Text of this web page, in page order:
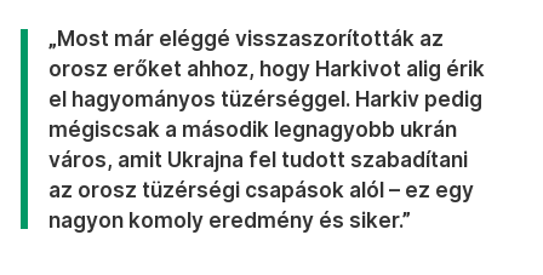
„Most már eléggé visszaszorították az
orosz erőket ahhoz, hogy Harkivot alig érik
el hagyományos tüzérséggel. Harkiv pedig
mégiscsak a második legnagyobb ukrán
város, amit Ukrajna fel tudott szabadítani
az orosz tüzérségi csapások alól – ez egy
nagyon komoly eredmény és siker.”